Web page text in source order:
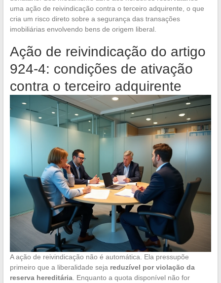
uma ação de reivindicação contra o terceiro adquirente, o que
cria um risco direto sobre a segurança das transações
imobiliárias envolvendo bens de origem liberal.
Ação de reivindicação do artigo
924-4: condições de ativação
contra o terceiro adquirente
A ação de reivindicação não é automática. Ela pressupõe
primeiro que a liberalidade seja reduzível por violação da
reserva hereditária. Enquanto a quota disponível não for